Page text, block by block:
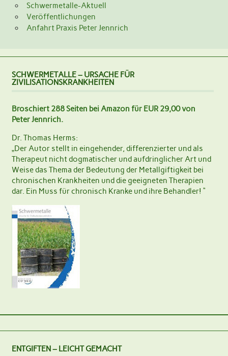
Schwermetalle-Aktuell
Veröffentlichungen
Anfahrt Praxis Peter Jennrich
SCHWERMETALLE – URSACHE FÜR
ZIVILISATIONSKRANKHEITEN
Broschiert 288 Seiten bei Amazon für EUR 29,00 von
Peter Jennrich.
Dr. Thomas Herms:
„Der Autor stellt in eingehender, differenzierter und als
Therapeut nicht dogmatischer und aufdringlicher Art und
Weise das Thema der Bedeutung der Metallgiftigkeit bei
chronischen Krankheiten und die geeigneten Therapien
dar. Ein Muss für chronisch Kranke und ihre Behandler! “
ENTGIFTEN – LEICHT GEMACHT